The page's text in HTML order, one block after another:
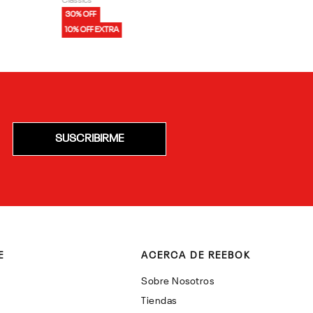
30% OFF
10% OFF EXTRA
SUSCRIBIRME
ACERCA DE REEBOK
Sobre Nosotros
Tiendas